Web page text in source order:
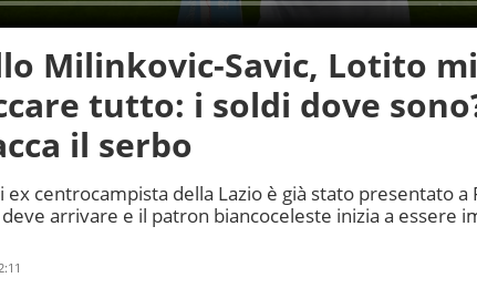
Milinkovic-Savic, Lotito
tutto: i soldi dove
il serbo
ex centrocampista della Lazio è già stato presentato a
arrivare e il patron biancoceleste inizia a essere